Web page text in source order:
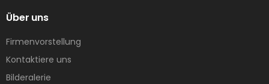
Über uns
Firmenvorstellung
Kontaktiere uns
Bilderalerie